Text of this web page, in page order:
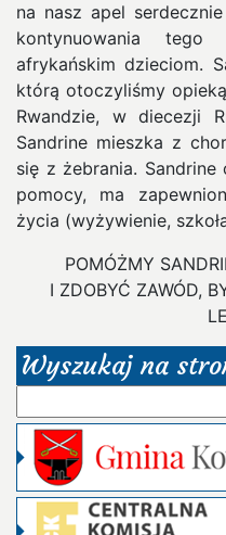
na nasz apel
kontynuowania tego
afrykańskim dzieciom.
którą otoczyliśmy
Rwandzie, w diecezji
Sandrine mieszka z
się z żebrania.
pomocy, ma
życia (wyżywienie,
POMÓŻMY
I ZDOBYĆ ZAWÓD,
Wyszukaj na